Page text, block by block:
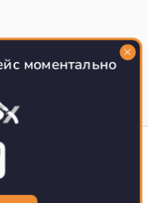
О проекте
моментально